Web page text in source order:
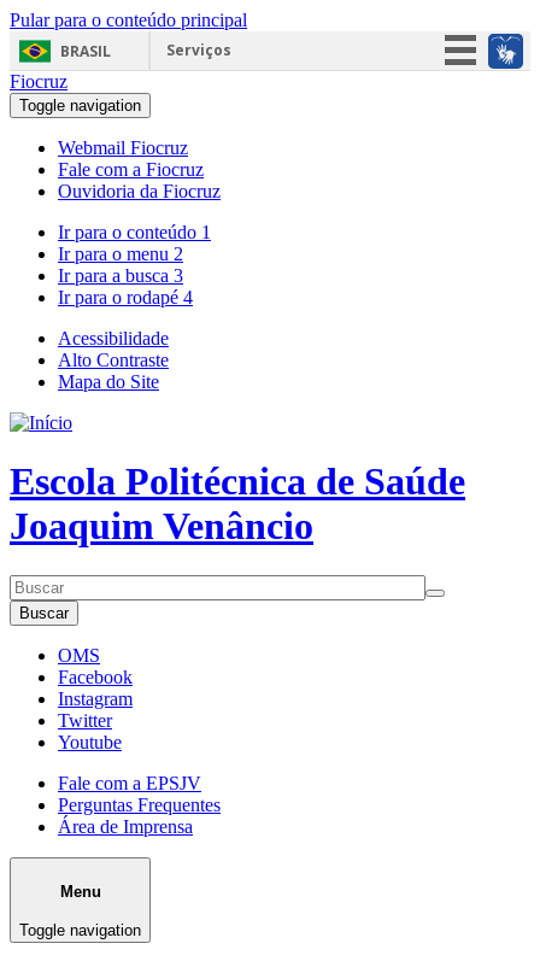
Pular para o conteúdo principal
BRASIL
Serviços
Fiocruz
Toggle navigation
Webmail Fiocruz
Fale com a Fiocruz
Ouvidoria da Fiocruz
Ir para o conteúdo 1
Ir para o menu 2
Ir para a busca 3
Ir para o rodapé 4
Acessibilidade
Alto Contraste
Mapa do Site
Escola Politécnica de Saúde
Joaquim Venâncio
Buscar
OMS
Facebook
Instagram
Twitter
Youtube
Fale com a EPSJV
Perguntas Frequentes
Área de Imprensa
Menu
Toggle navigation